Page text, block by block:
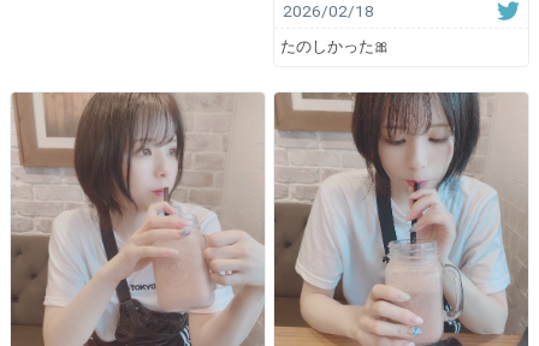
2026/02/18
たのしかった🎀